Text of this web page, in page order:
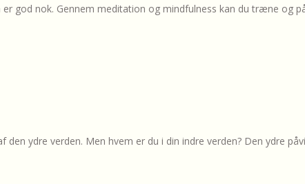
god nok. Gennem meditation og mindfulness kan du træne og
ydre verden. Men hvem er du i din indre verden? Den ydre